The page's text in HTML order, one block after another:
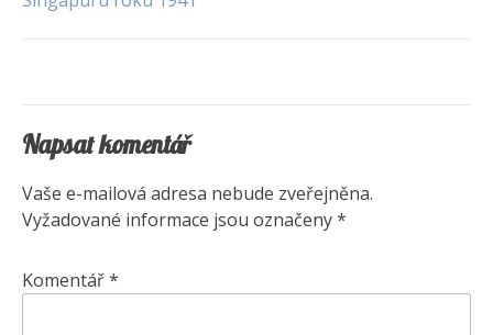
Napsat komentář
Vaše e-mailová adresa nebude zveřejněna.
Vyžadované informace jsou označeny*
Komentář*